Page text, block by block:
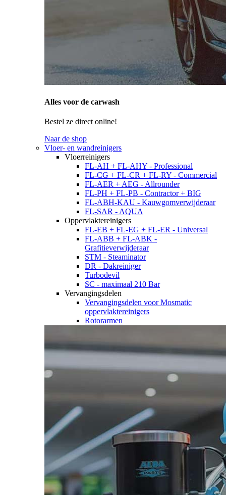
Alles voor de carwash
Bestel ze direct online!
Naar de shop
Vloer- en wandreinigers
Vloerreinigers
FL-AH + FL-AHY - Professional
FL-CG + FL-CR + FL-RY - Commercial
FL-AER + AEG - Allrounder
FL-PH + FL-PB - Contractor + BIG
FL-ABH-KAU - Kauwgomverwijderaar
FL-SAR - AQUA
Oppervlaktereinigers
FL-EB + FL-EG + FL-ER - Universal
FL-ABB + FL-ABK -
Grafitieverwijderaar
STM - Steaminator
DR - Dakreiniger
Turbodevil
SC - maximaal 210 Bar
Vervangingsdelen
Vervangingsdelen voor Mosmatic
oppervlaktereinigers
Rotorarmen